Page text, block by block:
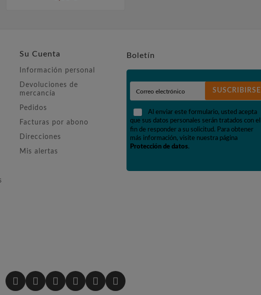
Su Cuenta
Información personal
Devoluciones de
mercancía
Pedidos
Facturas por abono
Direcciones
Mis alertas
Boletín
SUSCRIBIRSE
Al enviar este formulario, usted acepta
que sus datos personales serán tratados con el
fin de responder a su solicitud. Para obtener
más información, visite nuestra página
Protección de datos.